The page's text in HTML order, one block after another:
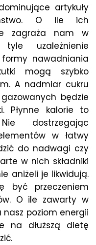
artykuły
O ile ich
zagraża nam w
uzależnienie
nawadniania
mogą szybko
A nadmiar cukru
będzie
Płynne kalorie to
dostrzegając
w łatwy
do nadwagi czy
w nich składniki
aniżeli je likwidują.
być przeczeniem
O ile zawarty w
poziom energii
na dłuższą dietę